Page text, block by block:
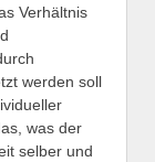
Verhältnis
werden soll
was der
selber und